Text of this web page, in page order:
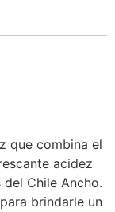
que combina el
acidez
Chile Ancho.
brindarle un